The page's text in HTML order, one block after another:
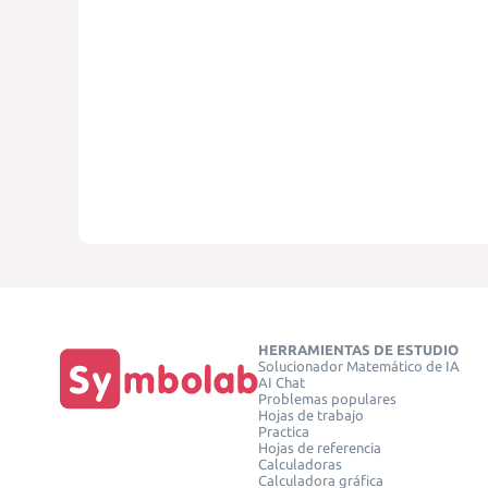
HERRAMIENTAS DE ESTUDIO
Solucionador Matemático de IA
AI Chat
Problemas populares
Hojas de trabajo
Practica
Hojas de referencia
Calculadoras
Calculadora gráfica